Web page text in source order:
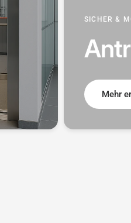
SICHER &
Mehr